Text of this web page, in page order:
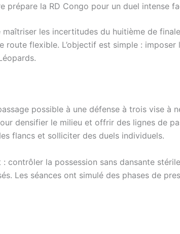
la RD Congo pour un duel intense
maîtriser les incertitudes du huitième de
route flexible. L’objectif est simple :
possible à une défense à trois vise à
densifier le milieu et offrir des lignes de
flancs et solliciter des duels individuels.
contrôler la possession sans dansante
Les séances ont simulé des phases de